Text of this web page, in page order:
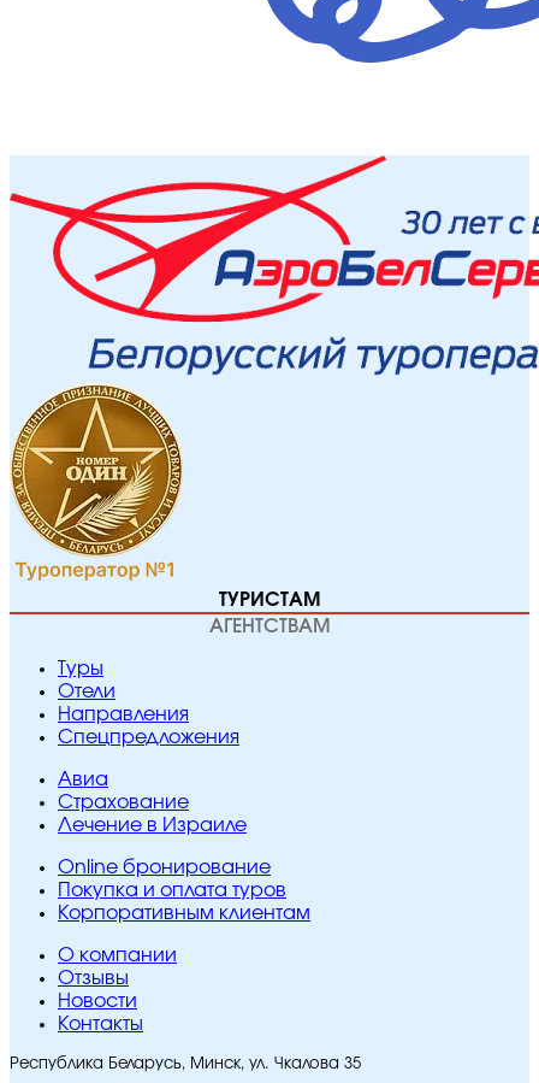
ТУРИСТАМ
АГЕНТСТВАМ
Туры
Отели
Направления
Спецпредложения
Авиа
Страхование
Лечение в Израиле
Online бронирование
Покупка и оплата туров
Корпоративным клиентам
O компании
Отзывы
Новости
Контакты
Республика Беларусь, Минск, ул. Чкалова 35